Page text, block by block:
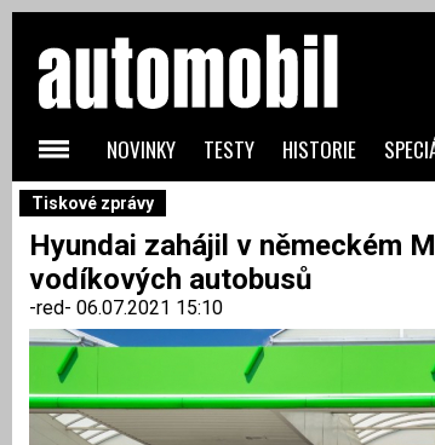
Tiskové zprávy
Hyundai zahájil v německém
vodíkových autobusů
-red- 06.07.2021 15:10
NOVINKY TESTY HISTORIE